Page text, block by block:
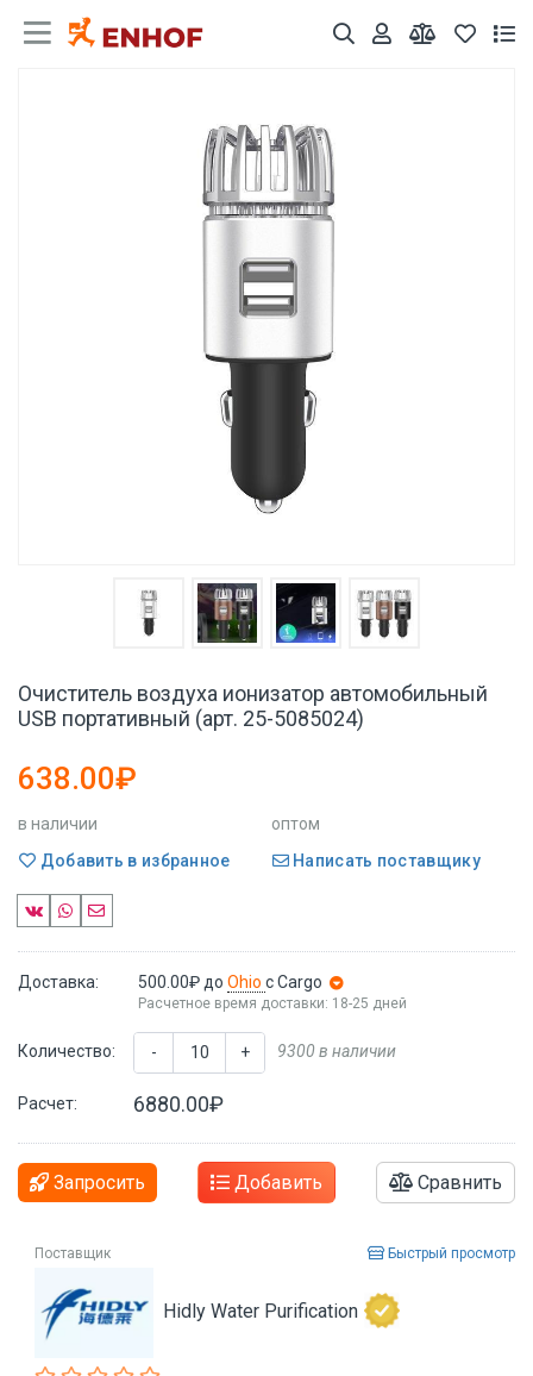
Очиститель воздуха ионизатор автомобильный
USB портативный (арт. 25-5085024)
638.00₽
в наличии
оптом
Добавить в избранное
Написать поставщику
Доставка: 500.00₽ до Ohio с Cargo
Расчетное время доставки: 18-25 дней
Количество: - + 9300 в наличии
Расчет: 6880.00₽
Запросить Добавить Сравнить
Поставщик Быстрый просмотр
Hidly Water Purification